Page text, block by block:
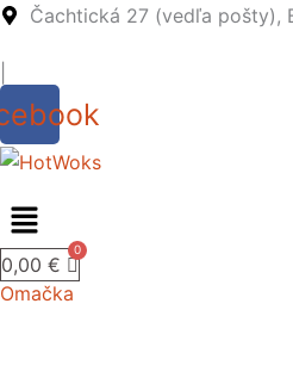
Preskočiť
Čachtická 27 (vedľa pošty),
0,00 €
Omačka